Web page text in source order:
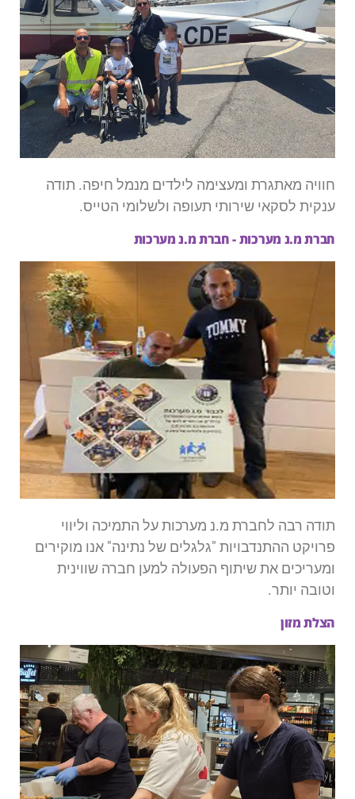
חוויה מאתגרת ומעצימה לילדים מנמל חיפה. תודה
ענקית לסקאי שירותי תעופה ולשלומי הטייס.
חברת מ.נ מערכות - חברת מ.נ מערכות
תודה רבה לחברת מ.נ מערכות על התמיכה וליווי
פרויקט ההתנדבויות "גלגלים של נתינה" אנו מוקירים
ומעריכים את שיתוף הפעולה למען חברה שווינית
וטובה יותר.
הצלת מזון